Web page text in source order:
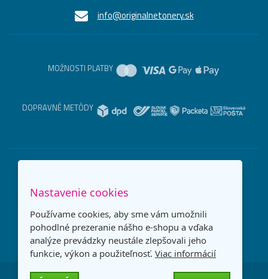
info@originalnetonery.sk
MOŽNOSTI PLATBY
DOPRAVNÉ METÓDY
Nastavenie cookies
Používame cookies, aby sme vám umožnili
pohodlné prezeranie nášho e-shopu a vďaka
analýze prevádzky neustále zlepšovali jeho
funkcie, výkon a použiteľnosť. Viac informácií